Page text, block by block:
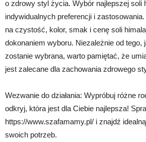
o zdrowy styl życia. Wybór najlepszej soli
indywidualnych preferencji i
na czystość, kolor, smak i cenę soli
dokonaniem wyboru. Niezależnie od tego,
zostanie wybrana, warto pamiętać, że
jest zalecane dla zachowania zdrowego
Wezwanie do działania: Wypróbuj różne
odkryj, która jest dla Ciebie najlepsza!
https://www.szafamamy.pl/ i znajdź
swoich potrzeb.